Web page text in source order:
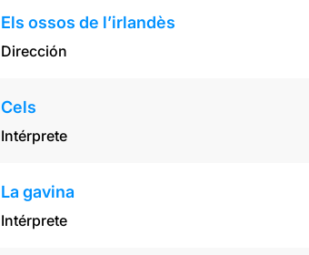
Els ossos de l’irlandès
Dirección
Cels
Intérprete
La gavina
Intérprete